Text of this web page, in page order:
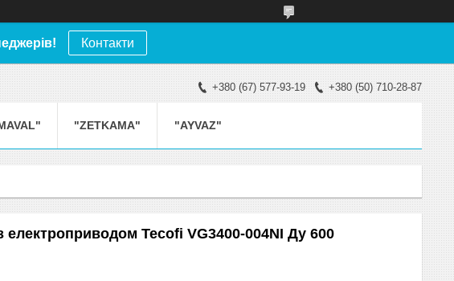
Контакти
+380 (67) 577-93-19 +380 (50) 710-28-87
"ZETKAMA" "AYVAZ"
електроприводом Tecofi VG3400-004NI Ду 600